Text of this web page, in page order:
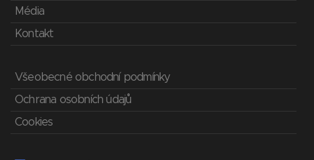
Média
Kontakt
Všeobecné obchodní podmínky
Ochrana osobních údajů
Cookies